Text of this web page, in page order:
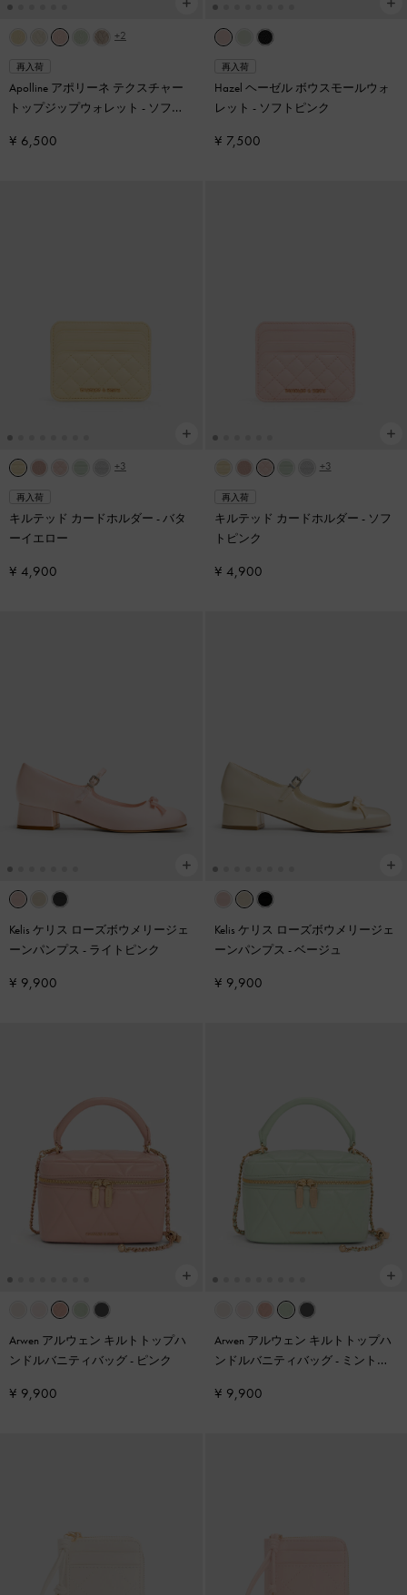
+2
再入荷
Apolline アポリーネ テクスチャー
トップジップウォレット - ソフト
¥ 6,500
再入荷
Hazel ヘーゼル ボウスモールウォ
レット - ソフトピンク
¥ 7,500
+3
再入荷
キルテッド カードホルダー -バタ
ーイエロー
¥ 4,900
+3
再入荷
キルテッド カードホルダー - ソフ
トピンク
¥ 4,900
Kelis ケリス ローズボウメリージェ
ーンパンプス - ライトピンク
¥ 9,900
Kelis ケリス ローズボウメリージェ
ーンパンプス -ベージュ
¥ 9,900
Arwen アルウェン キルトトップハ
ンドルバニティバッグ- ピンク
¥ 9,900
Arwen アルウェン キルトトップハ
ンドルバニティバッグ- ミントグ
¥ 9,900